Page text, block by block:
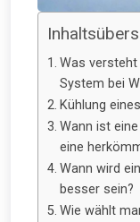
Was
System bei
Kühlung
Wann ist
eine
Wann wird
besser sein?
Wie wählt